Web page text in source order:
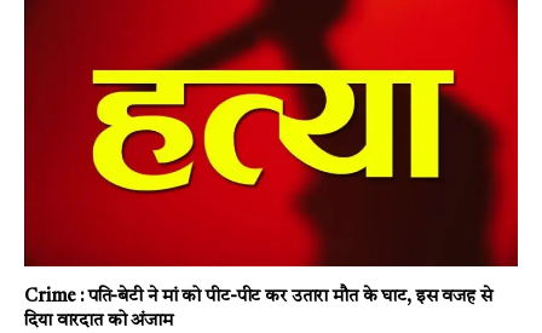
Crime : पति-बेटी ने मां को पीट-पीट कर उतारा मौत के घाट, इस वजह से
दिया वारदात को अंजाम